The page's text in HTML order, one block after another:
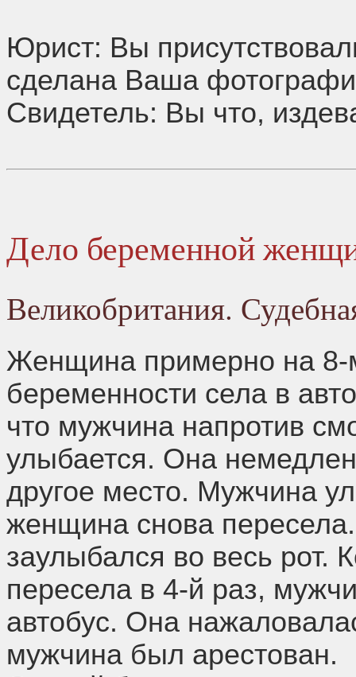
Юрист: Вы
сделана Ваша
Свидетель: Вы что,
Дело беременной
Великобритания.
Женщина примерно на
беременности села в
что мужчина напротив
улыбается. Она
другое место. Мужчина
женщина снова
заулыбался во весь рот.
пересела в 4-й раз,
автобус. Она
мужчина был арестован.